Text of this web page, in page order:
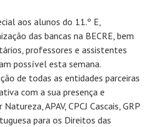
aos alunos do 11.º E,
das bancas na BECRE, bem
professores e assistentes
possível esta semana.
de todas as entidades parceiras
com a sua presença e
APAV, CPCJ Cascais, GRP
para os Direitos das